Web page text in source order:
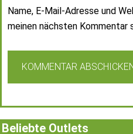
Name, E-Mail-Adresse und
meinen nächsten Kommentar
Beliebte Outlets